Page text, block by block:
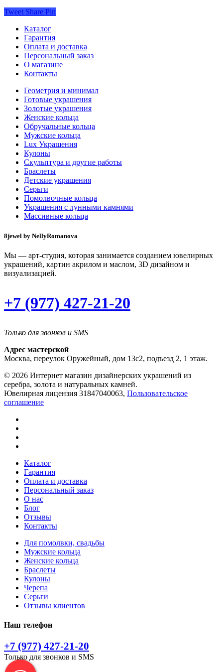
Tweet Share Pin
Каталог
Гарантия
Оплата и доставка
Персональный заказ
О магазине
Контакты
Геометрия и минимал
Готовые украшения
Золотые украшения
Женские кольца
Обручальные кольца
Мужские кольца
Lux Украшения
Кулоны
Скульптура и другие работы
Браслеты
Детские украшения
Серьги
Помолвочные кольца
Украшения с лунными камнями
Массивные кольца
8jewel by NellyRomanova
Мы — арт-студия, которая занимается созданием ювелирных
украшений, картин акрилом и маслом, 3D дизайном и
визуализацией.
+7 (977) 427-21-20
Только для звонков и SMS
Адрес мастерской
Москва, переулок Оружейный, дом 13с2, подъезд 2, 1 этаж.
© 2026 Интернет магазин дизайнерских украшений из
серебра, золота и натуральных камней.
Ювелирная лицензия 31847040063, Пользовательское
соглашение
Каталог
Гарантия
Оплата и доставка
Персональный заказ
О нас
Блог
Отзывы
Контакты
Для помолвки, свадьбы
Мужские кольца
Женские кольца
Браслеты
Кулоны
Черепа
Серьги
Отзывы клиентов
Наш телефон
+7 (977) 427-21-20
Только для звонков и SMS